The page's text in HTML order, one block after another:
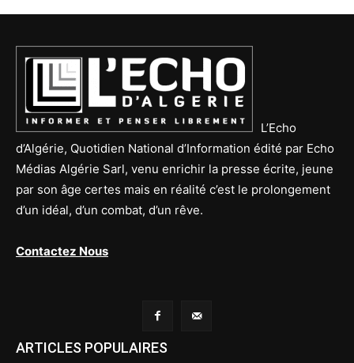
L’Echo
d’Algérie, Quotidien National d’Information édité par Echo
Médias Algérie Sarl, venu enrichir la presse écrite, jeune
par son âge certes mais en réalité c’est le prolongement
d’un idéal, d’un combat, d’un rêve.
Contactez Nous
ARTICLES POPULAIRES